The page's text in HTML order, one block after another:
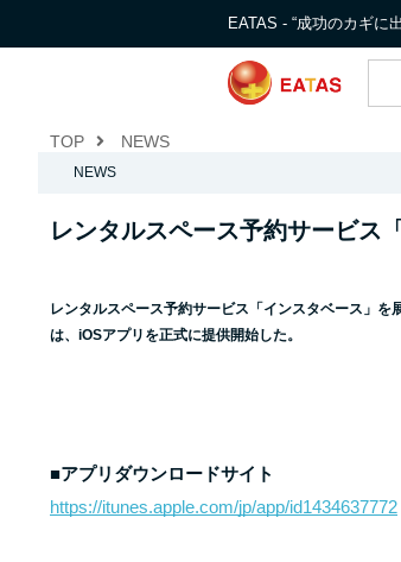
EATAS - “成功のカギに
TOP NEWS
NEWS
レンタルスペース予約サービス
レンタルスペース予約サービス「インスタベース」
は、iOSアプリを正式に提供開始した。
■アプリダウンロードサイト
https://itunes.apple.com/jp/app/id1434637772